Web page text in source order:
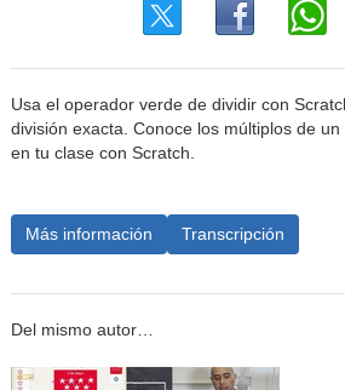
Usa el operador verde de dividir con
división exacta. Conoce los múltiplos de
en tu clase con Scratch.
Más información Transcripción
Del mismo autor…